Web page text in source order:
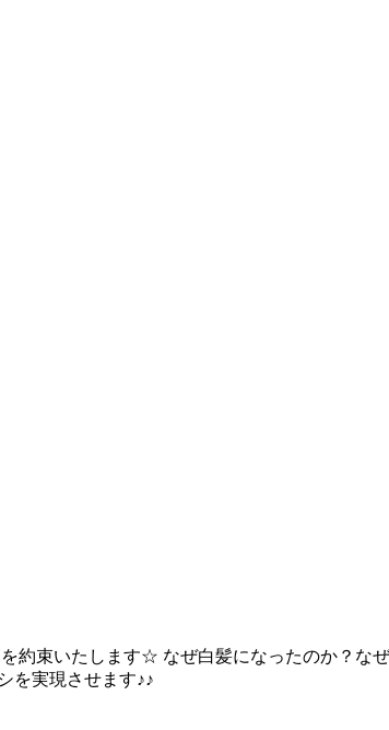
約束いたします☆ なぜ白髪になったのか？な
を実現させます♪♪